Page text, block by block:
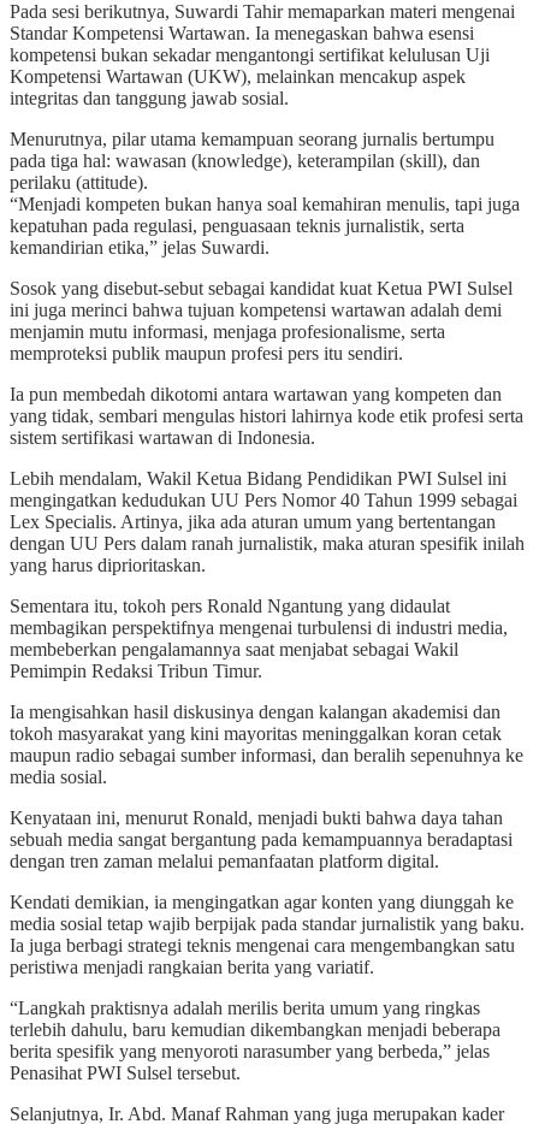
Pada sesi berikutnya, Suwardi Tahir memaparkan materi mengenai
Standar Kompetensi Wartawan. Ia menegaskan bahwa esensi
kompetensi bukan sekadar mengantongi sertifikat kelulusan Uji
Kompetensi Wartawan (UKW), melainkan mencakup aspek
integritas dan tanggung jawab sosial.
Menurutnya, pilar utama kemampuan seorang jurnalis bertumpu
pada tiga hal: wawasan (knowledge), keterampilan (skill), dan
perilaku (attitude).
“Menjadi kompeten bukan hanya soal kemahiran menulis, tapi juga
kepatuhan pada regulasi, penguasaan teknis jurnalistik, serta
kemandirian etika,” jelas Suwardi.
Sosok yang disebut-sebut sebagai kandidat kuat Ketua PWI Sulsel
ini juga merinci bahwa tujuan kompetensi wartawan adalah demi
menjamin mutu informasi, menjaga profesionalisme, serta
memproteksi publik maupun profesi pers itu sendiri.
Ia pun membedah dikotomi antara wartawan yang kompeten dan
yang tidak, sembari mengulas histori lahirnya kode etik profesi serta
sistem sertifikasi wartawan di Indonesia.
Lebih mendalam, Wakil Ketua Bidang Pendidikan PWI Sulsel ini
mengingatkan kedudukan UU Pers Nomor 40 Tahun 1999 sebagai
Lex Specialis. Artinya, jika ada aturan umum yang bertentangan
dengan UU Pers dalam ranah jurnalistik, maka aturan spesifik inilah
yang harus diprioritaskan.
Sementara itu, tokoh pers Ronald Ngantung yang didaulat
membagikan perspektifnya mengenai turbulensi di industri media,
membeberkan pengalamannya saat menjabat sebagai Wakil
Pemimpin Redaksi Tribun Timur.
Ia mengisahkan hasil diskusinya dengan kalangan akademisi dan
tokoh masyarakat yang kini mayoritas meninggalkan koran cetak
maupun radio sebagai sumber informasi, dan beralih sepenuhnya ke
media sosial.
Kenyataan ini, menurut Ronald, menjadi bukti bahwa daya tahan
sebuah media sangat bergantung pada kemampuannya beradaptasi
dengan tren zaman melalui pemanfaatan platform digital.
Kendati demikian, ia mengingatkan agar konten yang diunggah ke
media sosial tetap wajib berpijak pada standar jurnalistik yang baku.
Ia juga berbagi strategi teknis mengenai cara mengembangkan satu
peristiwa menjadi rangkaian berita yang variatif.
“Langkah praktisnya adalah merilis berita umum yang ringkas
terlebih dahulu, baru kemudian dikembangkan menjadi beberapa
berita spesifik yang menyoroti narasumber yang berbeda,” jelas
Penasihat PWI Sulsel tersebut.
Selanjutnya, Ir. Abd. Manaf Rahman yang juga merupakan kader